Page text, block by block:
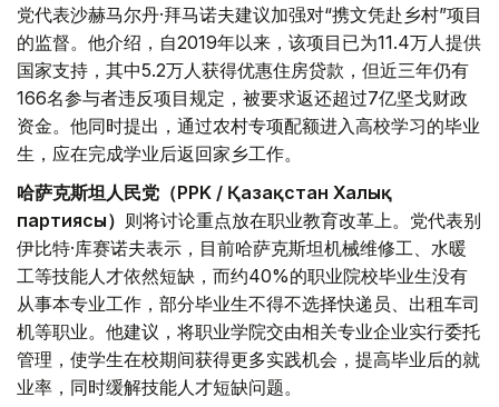
党代表沙赫马尔丹·拜马诺夫建议加强对“携文凭赴乡村”项目
的监督。他介绍，自2019年以来，该项目已为11.4万人提供
国家支持，其中5.2万人获得优惠住房贷款，但近三年仍有
166名参与者违反项目规定，被要求返还超过7亿坚戈财政
资金。他同时提出，通过农村专项配额进入高校学习的毕业
生，应在完成学业后返回家乡工作。
哈萨克斯坦人民党（PPK / Қазақстан Халық
партиясы） 则将讨论重点放在职业教育改革上。党代表别
伊比特·库赛诺夫表示，目前哈萨克斯坦机械维修工、水暖
工等技能人才依然短缺，而约40%的职业院校毕业生没有
从事本专业工作，部分毕业生不得不选择快递员、出租车司
机等职业。他建议，将职业学院交由相关专业企业实行委托
管理，使学生在校期间获得更多实践机会，提高毕业后的就
业率，同时缓解技能人才短缺问题。